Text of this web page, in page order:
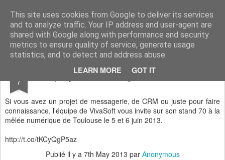
This site uses cookies from Google to deliver its services
and to analyze traffic. Your IP address and user-agent are
shared with Google along with performance and security
metrics to ensure quality of service, generate usage
statistics, and to detect and address abuse.
LEARN MORE GOT IT
Vivasoft - Revendeur Intégrateur Google apps et Zoho CRM
Accueil Découvrez tous nos produits Contactez-nous
7 Un projet de messagerie ou de CRM ?
Si vous avez un projet de messagerie, de CRM ou juste pour faire
connaissance, l'équipe de VivaSoft vous invite sur son stand 70 à la
mêlée numérique de Toulouse le 5 et 6 juin 2013.
http://t.co/tKCyQgP5az
Publié il y a 7th May 2013 par Anonymous